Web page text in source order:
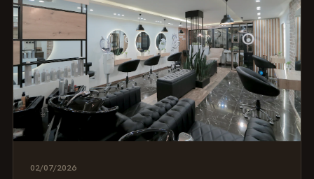
02/07/2026